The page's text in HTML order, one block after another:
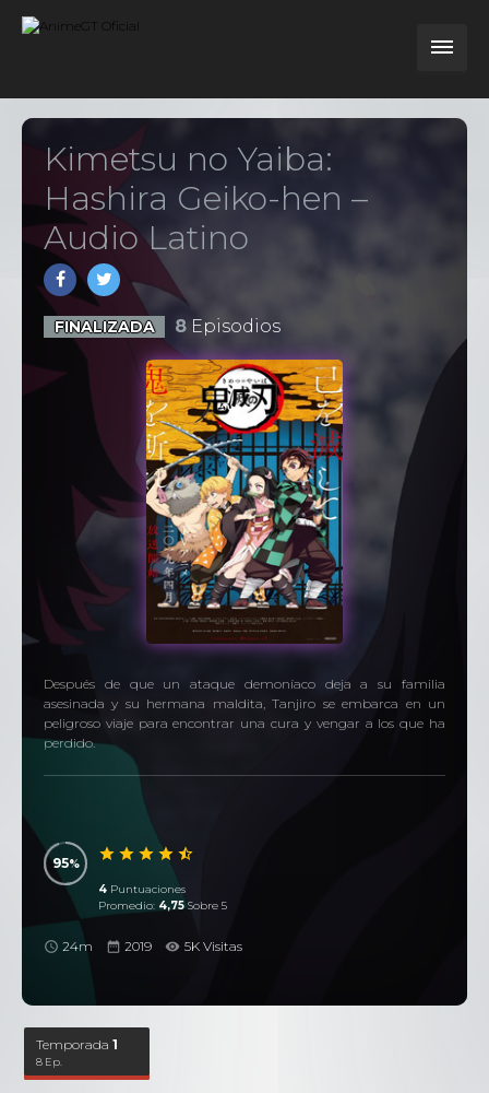
Kimetsu no Yaiba:
Hashira Geiko-hen –
Audio Latino
FINALIZADA 8Episodios
Después de que un ataque demoníaco deja a su familia
asesinada y su hermana maldita, Tanjiro se embarca en un
peligroso viaje para encontrar una cura y vengar a los que ha
perdido.
95
4 Puntuaciones
Promedio: 4,75 Sobre 5
24m 2019 5K Visitas
Temporada1
8 Ep.